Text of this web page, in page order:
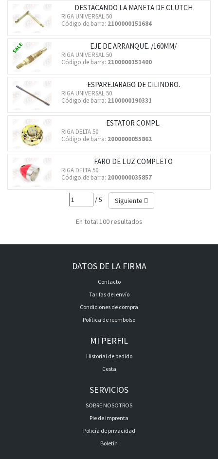
DESTACANDO LA MANETA DE CLUTCH
RIGA UNIVERSAL 50
Código de barra: 2100000151684
EJE DE ARRANQUE. /160MM/
RIGA UNIVERSAL 50
Código de barra: 2100000151400
ESPAREJARAGO DE CILINDRO.
RIGA UNIVERSAL 50
Código de barra: 2100000190331
ESTATOR COMPL.
RIGA DELTA 50
Código de barra: 2000000055862
FARO DE LUZ COMPLETO
RIGA DELTA 50
Código de barra: 2000000035857
/ 5 Siguiente
En total 100 resultados
DATOS DE LA FIRMA
Contacto
Tarifas del envío
Condiciones de compra
Política de reembolso
MI PERFIL
Historial de pedido
Cesta
SERVICIOS
SOBRE NOSOTROS
Pie de imprenta
Policía de privacidad
Boletín